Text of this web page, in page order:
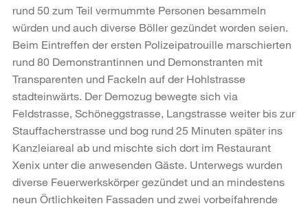
rund 50 zum Teil vermummte Personen besammeln
würden und auch diverse Böller gezündet worden seien.
Beim Eintreffen der ersten Polizeipatrouille marschierten
rund 80 Demonstrantinnen und Demonstranten mit
Transparenten und Fackeln auf der Hohlstrasse
stadteinwärts. Der Demozug bewegte sich via
Feldstrasse, Schöneggstrasse, Langstrasse weiter bis zur
Stauffacherstrasse und bog rund 25 Minuten später ins
Kanzleiareal ab und mischte sich dort im Restaurant
Xenix unter die anwesenden Gäste. Unterwegs wurden
diverse Feuerwerkskörper gezündet und an mindestens
neun Örtlichkeiten Fassaden und zwei vorbeifahrende